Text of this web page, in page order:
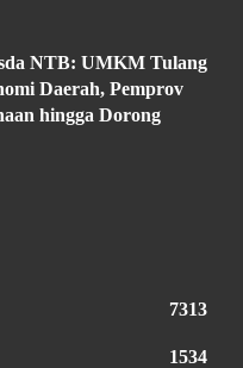
NTB: UMKM Tulang
Daerah, Pemprov
hingga Dorong
7313
1534